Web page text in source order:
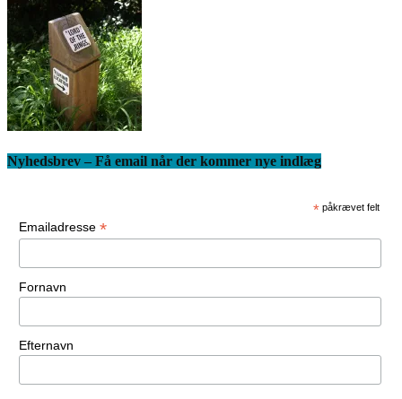
Nyhedsbrev – Få email når der kommer nye indlæg
* påkrævet felt
Emailadresse *
Fornavn
Efternavn